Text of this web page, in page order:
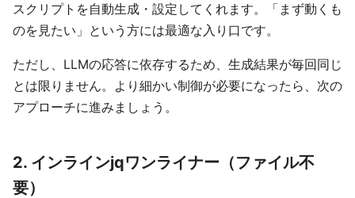
スクリプトを自動生成・設定してくれます。「まず動くも
のを見たい」という方には最適な入り口です。
ただし、LLMの応答に依存するため、生成結果が毎回同じ
とは限りません。より細かい制御が必要になったら、次の
アプローチに進みましょう。
2. インラインjqワンライナー（ファイル不
要）